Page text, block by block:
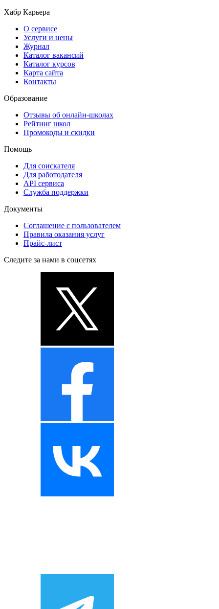
Хабр Карьера
О сервисе
Услуги и цены
Журнал
Каталог вакансий
Каталог курсов
Карта сайта
Контакты
Образование
Отзывы об онлайн-школах
Рейтинг школ
Промокоды и скидки
Помощь
Для соискателя
Для работодателя
API сервиса
Служба поддержки
Документы
Соглашение с пользователем
Правила оказания услуг
Прайс-лист
Следите за нами в соцсетях